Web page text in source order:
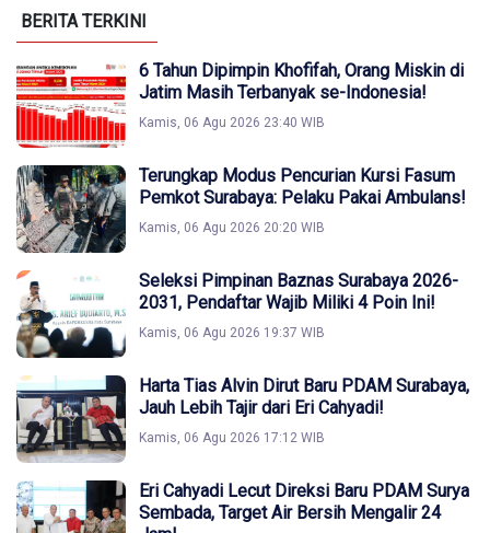
BERITA TERKINI
6 Tahun Dipimpin Khofifah, Orang Miskin di
Jatim Masih Terbanyak se-Indonesia!
Kamis, 06 Agu 2026 23:40 WIB
Terungkap Modus Pencurian Kursi Fasum
Pemkot Surabaya: Pelaku Pakai Ambulans!
Kamis, 06 Agu 2026 20:20 WIB
Seleksi Pimpinan Baznas Surabaya 2026-
2031, Pendaftar Wajib Miliki 4 Poin Ini!
Kamis, 06 Agu 2026 19:37 WIB
Harta Tias Alvin Dirut Baru PDAM Surabaya,
Jauh Lebih Tajir dari Eri Cahyadi!
Kamis, 06 Agu 2026 17:12 WIB
Eri Cahyadi Lecut Direksi Baru PDAM Surya
Sembada, Target Air Bersih Mengalir 24